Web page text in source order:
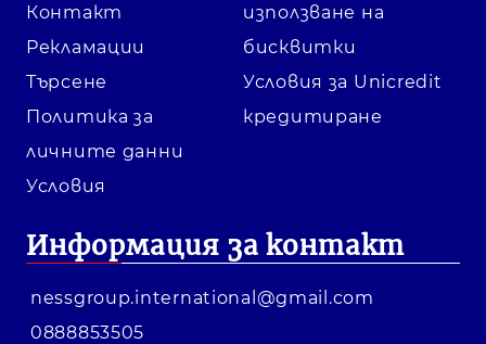
Контакт
Рекламации
Търсене
Политика за
личните данни
Условия
използване на
бисквитки
Условия за Unicredit
кредитиране
Информация за контакт
nessgroup.international@gmail.com
0888853505